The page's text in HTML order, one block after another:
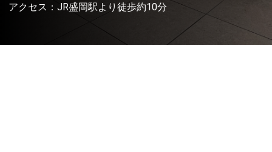
アクセス：JR盛岡駅より徒歩約10分